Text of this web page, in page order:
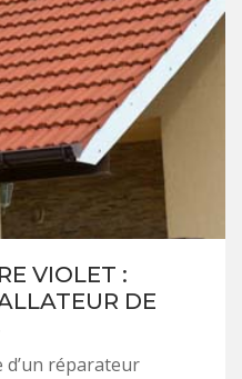
VIOLET :
DE
d’un réparateur